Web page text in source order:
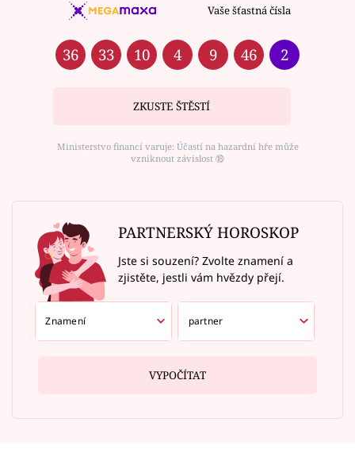
Vaše šťastná čísla
36 33 10 4 9 46 2
ZKUSTE ŠTĚSTÍ
Ministerstvo financí varuje: Účastí na hazardní hře může
vzniknout závislost ⑱
PARTNERSKÝ HOROSKOP
Jste si souzení? Zvolte znamení a
zjistěte, jestli vám hvězdy přejí.
VYPOČÍTAT